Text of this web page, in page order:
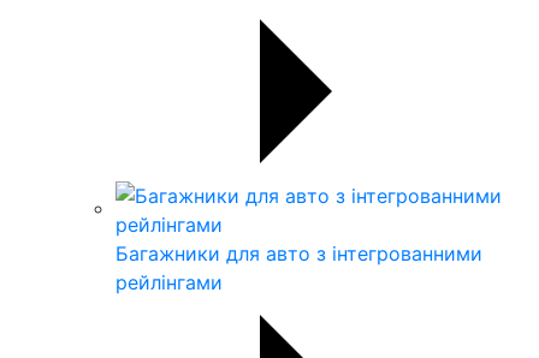
Багажники для авто з інтегрованними
рейлінгами